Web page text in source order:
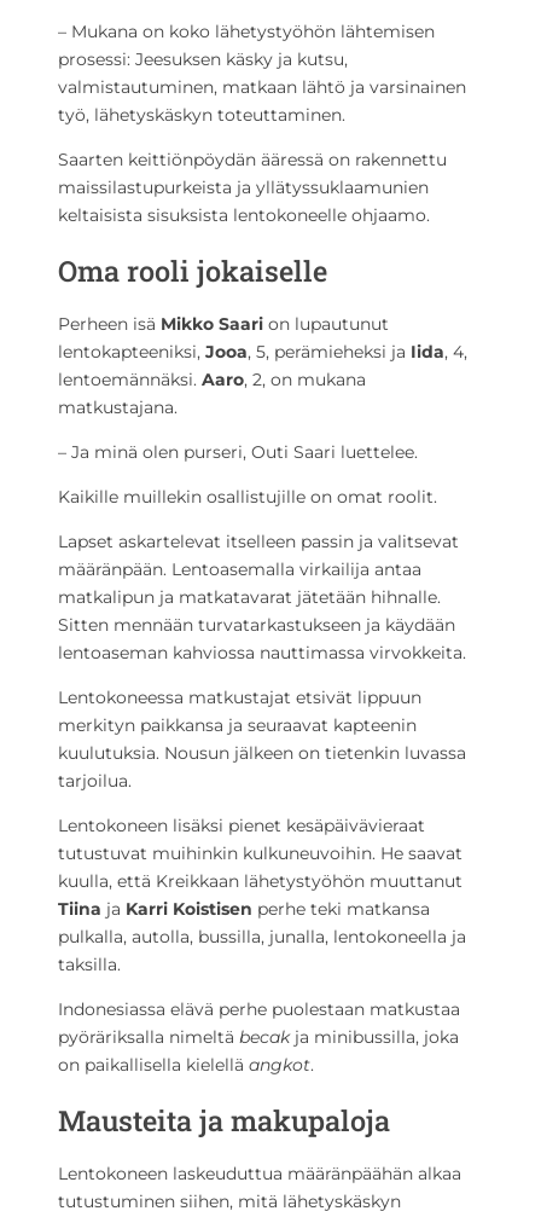
– Mukana on koko lähetystyöhön lähtemisen
prosessi: Jeesuksen käsky ja kutsu,
valmistautuminen, matkaan lähtö ja varsinainen
työ, lähetyskäskyn toteuttaminen.
Saarten keittiönpöydän ääressä on rakennettu
maissilastupurkeista ja yllätyssuklaamunien
keltaisista sisuksista lentokoneelle ohjaamo.
Oma rooli jokaiselle
Perheen isä Mikko Saari on lupautunut
lentokapteeniksi, Jooa, 5, perämieheksi ja Iida, 4,
lentoemännäksi. Aaro, 2, on mukana
matkustajana.
– Ja minä olen purseri, Outi Saari luettelee.
Kaikille muillekin osallistujille on omat roolit.
Lapset askartelevat itselleen passin ja valitsevat
määränpään. Lentoasemalla virkailija antaa
matkalipun ja matkatavarat jätetään hihnalle.
Sitten mennään turvatarkastukseen ja käydään
lentoaseman kahviossa nauttimassa virvokkeita.
Lentokoneessa matkustajat etsivät lippuun
merkityn paikkansa ja seuraavat kapteenin
kuulutuksia. Nousun jälkeen on tietenkin luvassa
tarjoilua.
Lentokoneen lisäksi pienet kesäpäivävieraat
tutustuvat muihinkin kulkuneuvoihin. He saavat
kuulla, että Kreikkaan lähetystyöhön muuttanut
Tiina ja Karri Koistisen perhe teki matkansa
pulkalla, autolla, bussilla, junalla, lentokoneella ja
taksilla.
Indonesiassa elävä perhe puolestaan matkustaa
pyöräriksalla nimeltä becakja minibussilla, joka
on paikallisella kielellä angkot.
Mausteita ja makupaloja
Lentokoneen laskeuduttua määränpäähän alkaa
tutustuminen siihen, mitä lähetyskäskyn